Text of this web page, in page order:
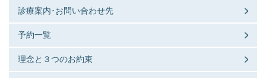
診療案内･お問い合わせ先
予約一覧
理念と３つのお約束